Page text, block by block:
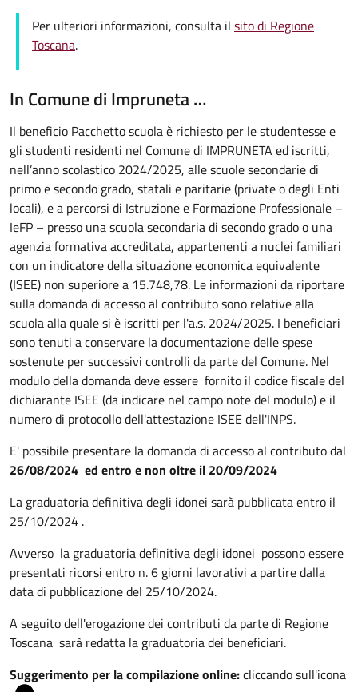
Per ulteriori informazioni, consulta il sito di Regione
Toscana.
In Comune di Impruneta …
Il beneficio Pacchetto scuola è richiesto per le studentesse e
gli studenti residenti nel Comune di IMPRUNETA ed iscritti,
nell’anno scolastico 2024/2025, alle scuole secondarie di
primo e secondo grado, statali e paritarie (private o degli Enti
locali), e a percorsi di Istruzione e Formazione Professionale –
IeFP – presso una scuola secondaria di secondo grado o una
agenzia formativa accreditata, appartenenti a nuclei familiari
con un indicatore della situazione economica equivalente
(ISEE) non superiore a 15.748,78. Le informazioni da riportare
sulla domanda di accesso al contributo sono relative alla
scuola alla quale si è iscritti per l'a.s. 2024/2025. I beneficiari
sono tenuti a conservare la documentazione delle spese
sostenute per successivi controlli da parte del Comune. Nel
modulo della domanda deve essere fornito il codice fiscale del
dichiarante ISEE (da indicare nel campo note del modulo) e il
numero di protocollo dell'attestazione ISEE dell'INPS.
E' possibile presentare la domanda di accesso al contributo dal
26/08/2024 ed entro e non oltre il 20/09/2024
La graduatoria definitiva degli idonei sarà pubblicata entro il
25/10/2024 .
Avverso la graduatoria definitiva degli idonei possono essere
presentati ricorsi entro n. 6 giorni lavorativi a partire dalla
data di pubblicazione del 25/10/2024.
A seguito dell'erogazione dei contributi da parte di Regione
Toscana sarà redatta la graduatoria dei beneficiari.
Suggerimento per la compilazione online:cliccando sull'icona